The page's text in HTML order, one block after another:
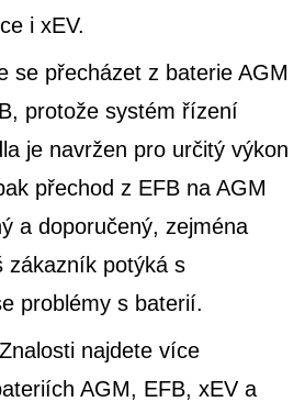
i xEV.
se přecházet z baterie AGM
protože systém řízení
je navržen pro určitý výkon
přechod z EFB na AGM
a doporučený, zejména
zákazník potýká s
problémy s baterií.
najdete více
AGM, EFB, xEV a